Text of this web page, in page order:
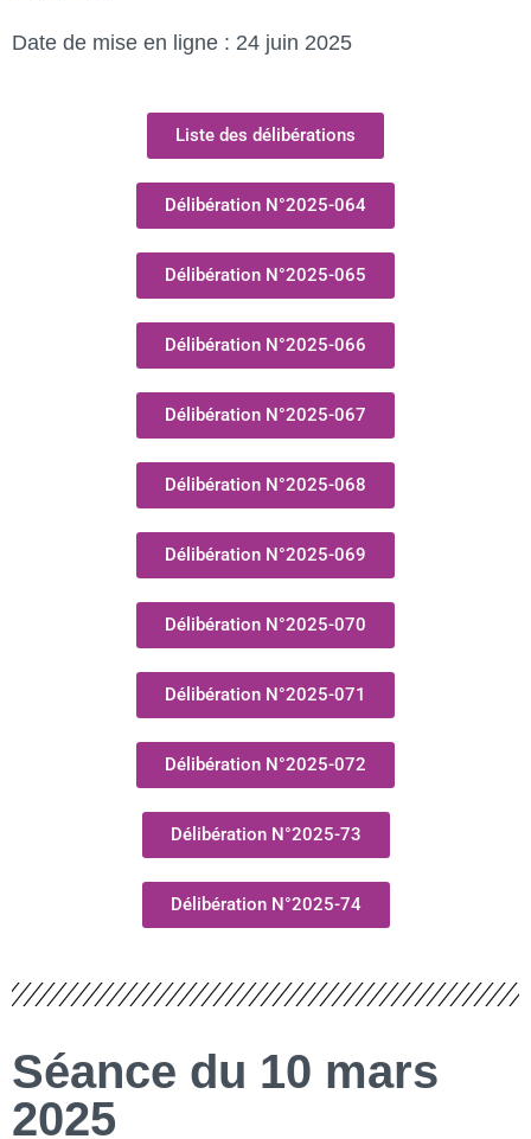
Date de mise en ligne : 24 juin 2025
Liste des délibérations
Délibération N°2025-064
Délibération N°2025-065
Délibération N°2025-066
Délibération N°2025-067
Délibération N°2025-068
Délibération N°2025-069
Délibération N°2025-070
Délibération N°2025-071
Délibération N°2025-072
Délibération N°2025-73
Délibération N°2025-74
Séance du 10 mars
2025